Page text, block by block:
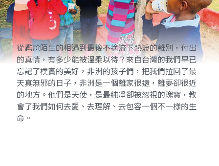
從尷尬陌生的相遇到最後不捨流下熱淚的離別，付出
的真情，有多少能被溫柔以待？來自台灣的我們早已
忘記了樸實的美好，非洲的孩子們，把我們拉回了最
天真無邪的日子，非洲是一個離家很遠，離夢卻很近
的地方。他們是天使，是最純凈卻被忽視的瑰寶，教
會了我們如何去愛、去理解、去包容一個不一樣的生
命。